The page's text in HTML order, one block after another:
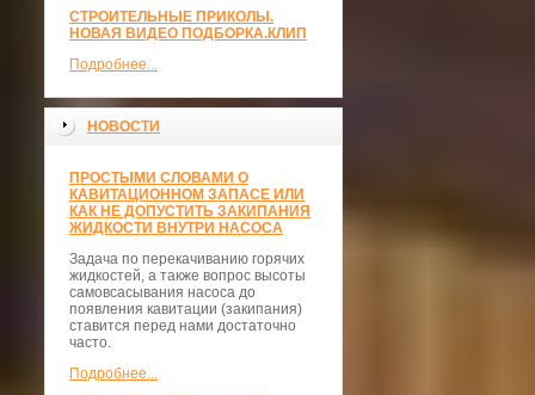
СТРОИТЕЛЬНЫЕ ПРИКОЛЫ.
НОВАЯ ВИДЕО ПОДБОРКА.КЛИП
Подробнее...
НОВОСТИ
ПРОСТЫМИ СЛОВАМИ О
КАВИТАЦИОННОМ ЗАПАСЕ ИЛИ
КАК НЕ ДОПУСТИТЬ ЗАКИПАНИЯ
ЖИДКОСТИ ВНУТРИ НАСОСА
Задача по перекачиванию горячих
жидкостей, а также вопрос высоты
самовсасывания насоса до
появления кавитации (закипания)
ставится перед нами достаточно
часто.
Подробнее...